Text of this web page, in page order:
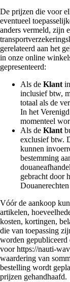
De prijzen die voor
eventueel
anders vermeld, zijn
gerelateerd aan het
in onze online
gepresenteerd:
Als de Klantin
inclusief btw,
totaal als de
In het
momenteel
Als de Klant
exclusief btw.
kunnen
bestemming
gebracht door
Vóór de aankoop
artikelen,
kosten, kortingen,
die van toepassing
worden
voor https://nauti-
waardering van
bestelling wordt
prijzen gehandhaafd.